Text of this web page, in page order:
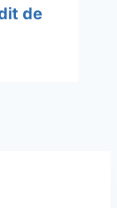
de